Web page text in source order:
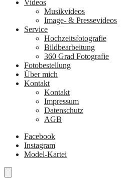
Videos
Musikvideos
Image- & Pressevideos
Service
Hochzeitsfotografie
Bildbearbeitung
360 Grad Fotografie
Fotobestellung
Über mich
Kontakt
Kontakt
Impressum
Datenschutz
AGB
Facebook
Instagram
Model-Kartei